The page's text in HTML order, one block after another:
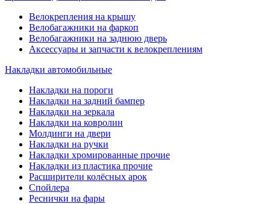
Велокрепления на крышу
Велобагажники на фаркоп
Велобагажники на заднюю дверь
Аксессуары и запчасти к велокреплениям
Накладки автомобильные
Накладки на пороги
Накладки на задний бампер
Накладки на зеркала
Накладки на ковролин
Молдинги на двери
Накладки на ручки
Накладки хромированные прочие
Накладки из пластика прочие
Расширители колёсных арок
Спойлера
Реснички на фары